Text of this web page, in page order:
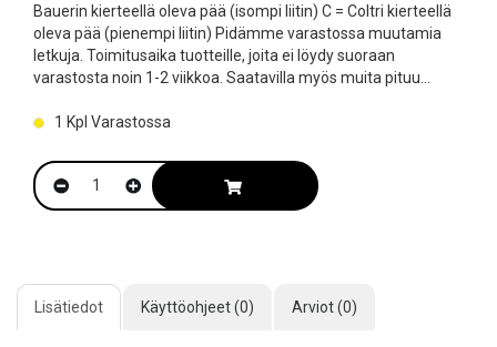
Bauerin kierteellä oleva pää (isompi liitin) C = Coltri kierteellä
oleva pää (pienempi liitin) Pidämme varastossa muutamia
letkuja. Toimitusaika tuotteille, joita ei löydy suoraan
varastosta noin 1-2 viikkoa. Saatavilla myös muita pituu...
1 Kpl Varastossa
Lisätiedot Käyttöohjeet (0) Arviot (0)